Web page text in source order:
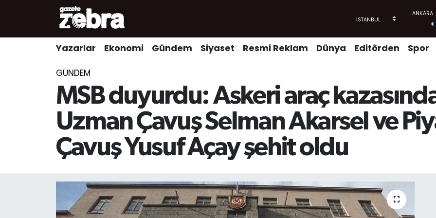
Yazarlar Ekonomi Gündem Siyaset Resmi Reklam Dünya Editörden Spor
GÜNDEM
MSB duyurdu: Askeri araç
Uzman Çavuş Selman Akarsel ve
Çavuş Yusuf Açay şehit oldu
Yazarlar
Kültür-Sanat
Nöbetçi Eczaneler
Trafik Durumu
Süper Lig Puan Durumu ve Fikstür
Tüm Manşetler
Son Dakika Haberleri